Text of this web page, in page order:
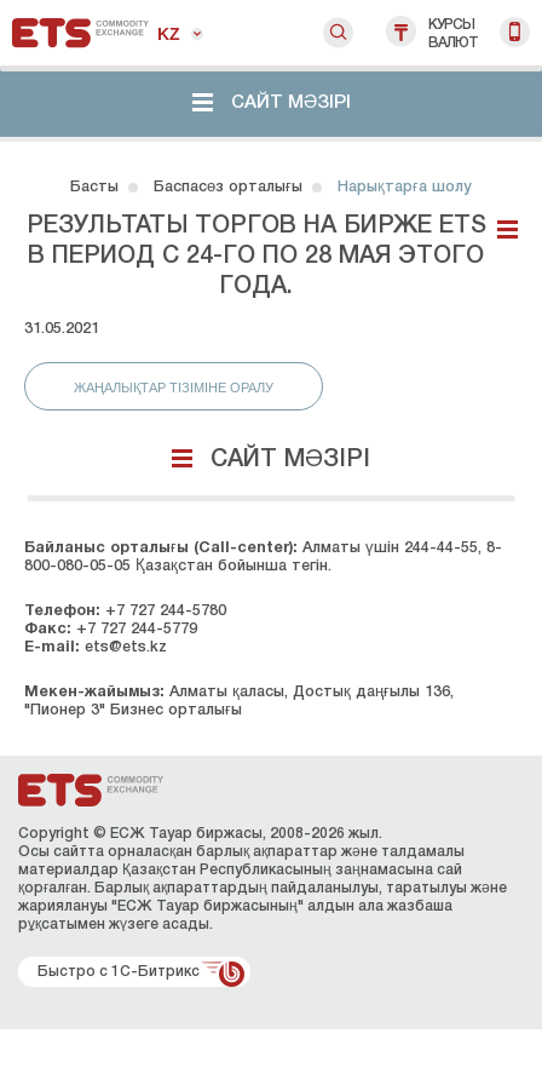
KZ
КУРСЫ
ВАЛЮТ
САЙТ МӘЗІРІ
Басты Баспасөз орталығы Нарықтарға шолу
РЕЗУЛЬТАТЫ ТОРГОВ НА БИРЖЕ ETS
В ПЕРИОД С 24-ГО ПО 28 МАЯ ЭТОГО
ГОДА.
31.05.2021
ЖАҢАЛЫҚТАР ТІЗІМІНЕ ОРАЛУ
САЙТ МӘЗІРІ
Байланыс орталығы (Сall-center): Алматы үшін 244-44-55, 8-
800-080-05-05 Қазақстан бойынша тегін.
Телефон: +7 727 244-5780
Факс: +7 727 244-5779
E-mail: ets@ets.kz
Мекен-жайымыз: Алматы қаласы, Достық даңғылы 136,
"Пионер 3" Бизнес орталығы
Copyright © ЕСЖ Тауар биржасы, 2008-2026 жыл.
Осы сайтта орналасқан барлық ақпараттар және талдамалы
материалдар Қазақстан Республикасының заңнамасына сай
қорғалған. Барлық ақпараттардың пайдаланылуы, таратылуы және
жариялануы "ЕСЖ Тауар биржасының" алдын ала жазбаша
рұқсатымен жүзеге асады.
Быстро с 1С-Битрикс